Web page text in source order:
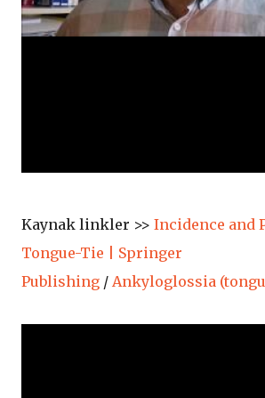
Kaynak linkler >> Incidence and
Tongue-Tie | Springer
Publishing / Ankyloglossia